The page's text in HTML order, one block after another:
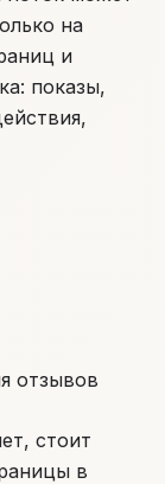
на
и
показы,
отзывов
стоит
в